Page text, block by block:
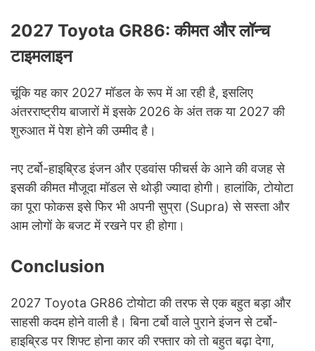
2027 Toyota GR86: कीमत और लॉन्च
टाइमलाइन
चूंकि यह कार 2027 मॉडल के रूप में आ रही है, इसलिए
अंतरराष्ट्रीय बाजारों में इसके 2026 के अंत तक या 2027 की
शुरुआत में पेश होने की उम्मीद है।
नए टर्बो-हाइब्रिड इंजन और एडवांस फीचर्स के आने की वजह से
इसकी कीमत मौजूदा मॉडल से थोड़ी ज्यादा होगी। हालांकि, टोयोटा
का पूरा फोकस इसे फिर भी अपनी सुप्रा (Supra) से सस्ता और
आम लोगों के बजट में रखने पर ही होगा।
Conclusion
2027 Toyota GR86 टोयोटा की तरफ से एक बहुत बड़ा और
साहसी कदम होने वाली है। बिना टर्बो वाले पुराने इंजन से टर्बो-
हाइब्रिड पर शिफ्ट होना कार की रफ्तार को तो बहुत बढ़ा देगा,